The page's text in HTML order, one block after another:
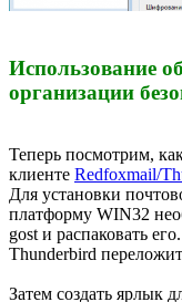
Использование
организации
Теперь посмотрим,
клиенте Redfoxmail/
Для установки
платформу WIN32
gost и распаковать
Thunderbird
Затем создать ярлык